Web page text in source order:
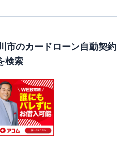
市のカードローン自動契約
検索